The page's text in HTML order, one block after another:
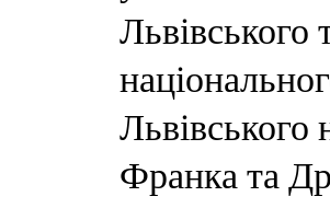
Львівського
Львівського
Франка та